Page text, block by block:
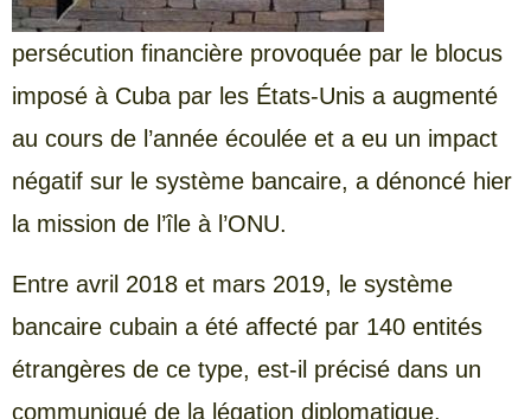
persécution financière provoquée par le blocus
imposé à Cuba par les États-Unis a augmenté
au cours de l’année écoulée et a eu un impact
négatif sur le système bancaire, a dénoncé hier
la mission de l’île à l’ONU.
Entre avril 2018 et mars 2019, le système
bancaire cubain a été affecté par 140 entités
étrangères de ce type, est-il précisé dans un
communiqué de la légation diplomatique.